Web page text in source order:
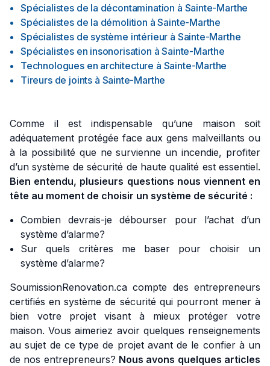
Spécialistes de la décontamination à Sainte-Marthe
Spécialistes de la démolition à Sainte-Marthe
Spécialistes de système intérieur à Sainte-Marthe
Spécialistes en insonorisation à Sainte-Marthe
Technologues en architecture à Sainte-Marthe
Tireurs de joints à Sainte-Marthe
Comme il est indispensable qu’une maison soit
adéquatement protégée face aux gens malveillants ou
à la possibilité que ne survienne un incendie, profiter
d’un système de sécurité de haute qualité est essentiel.
Bien entendu, plusieurs questions nous viennent en
tête au moment de choisir un système de sécurité :
Combien devrais-je débourser pour l’achat d’un
système d’alarme?
Sur quels critères me baser pour choisir un
système d’alarme?
SoumissionRenovation.ca compte des entrepreneurs
certifiés en système de sécurité qui pourront mener à
bien votre projet visant à mieux protéger votre
maison. Vous aimeriez avoir quelques renseignements
au sujet de ce type de projet avant de le confier à un
de nos entrepreneurs? Nous avons quelques articles